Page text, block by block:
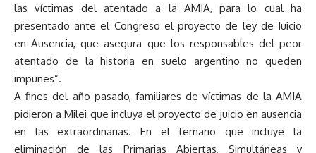
las víctimas del atentado a la AMIA, para lo cual ha
presentado ante el Congreso el proyecto de ley de Juicio
en Ausencia, que asegura que los responsables del peor
atentado de la historia en suelo argentino no queden
impunes”.
A fines del año pasado, familiares de víctimas de la AMIA
pidieron a Milei que incluya el proyecto de juicio en ausencia
en las extraordinarias. En el temario que incluye la
eliminación de las Primarias Abiertas, Simultáneas y